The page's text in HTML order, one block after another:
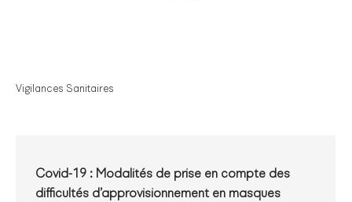
Vigilances Sanitaires
Covid-19 : Modalités de prise en compte des
difficultés d’approvisionnement en masques